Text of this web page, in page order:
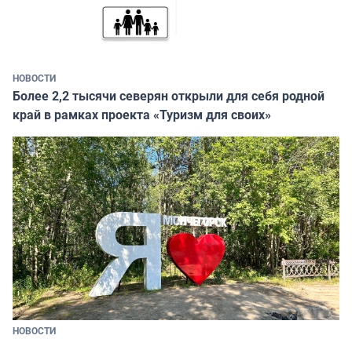
НОВОСТИ
Более 2,2 тысячи северян открыли для себя родной
край в рамках проекта «Туризм для своих»
НОВОСТИ